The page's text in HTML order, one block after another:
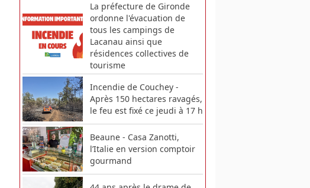
La préfecture de Gironde
ordonne l'évacuation de
tous les campings de
Lacanau ainsi que
résidences collectives de
tourisme
Incendie de Couchey -
Après 150 hectares ravagés,
le feu est fixé ce jeudi à 17 h
Beaune - Casa Zanotti,
l’Italie en version comptoir
gourmand